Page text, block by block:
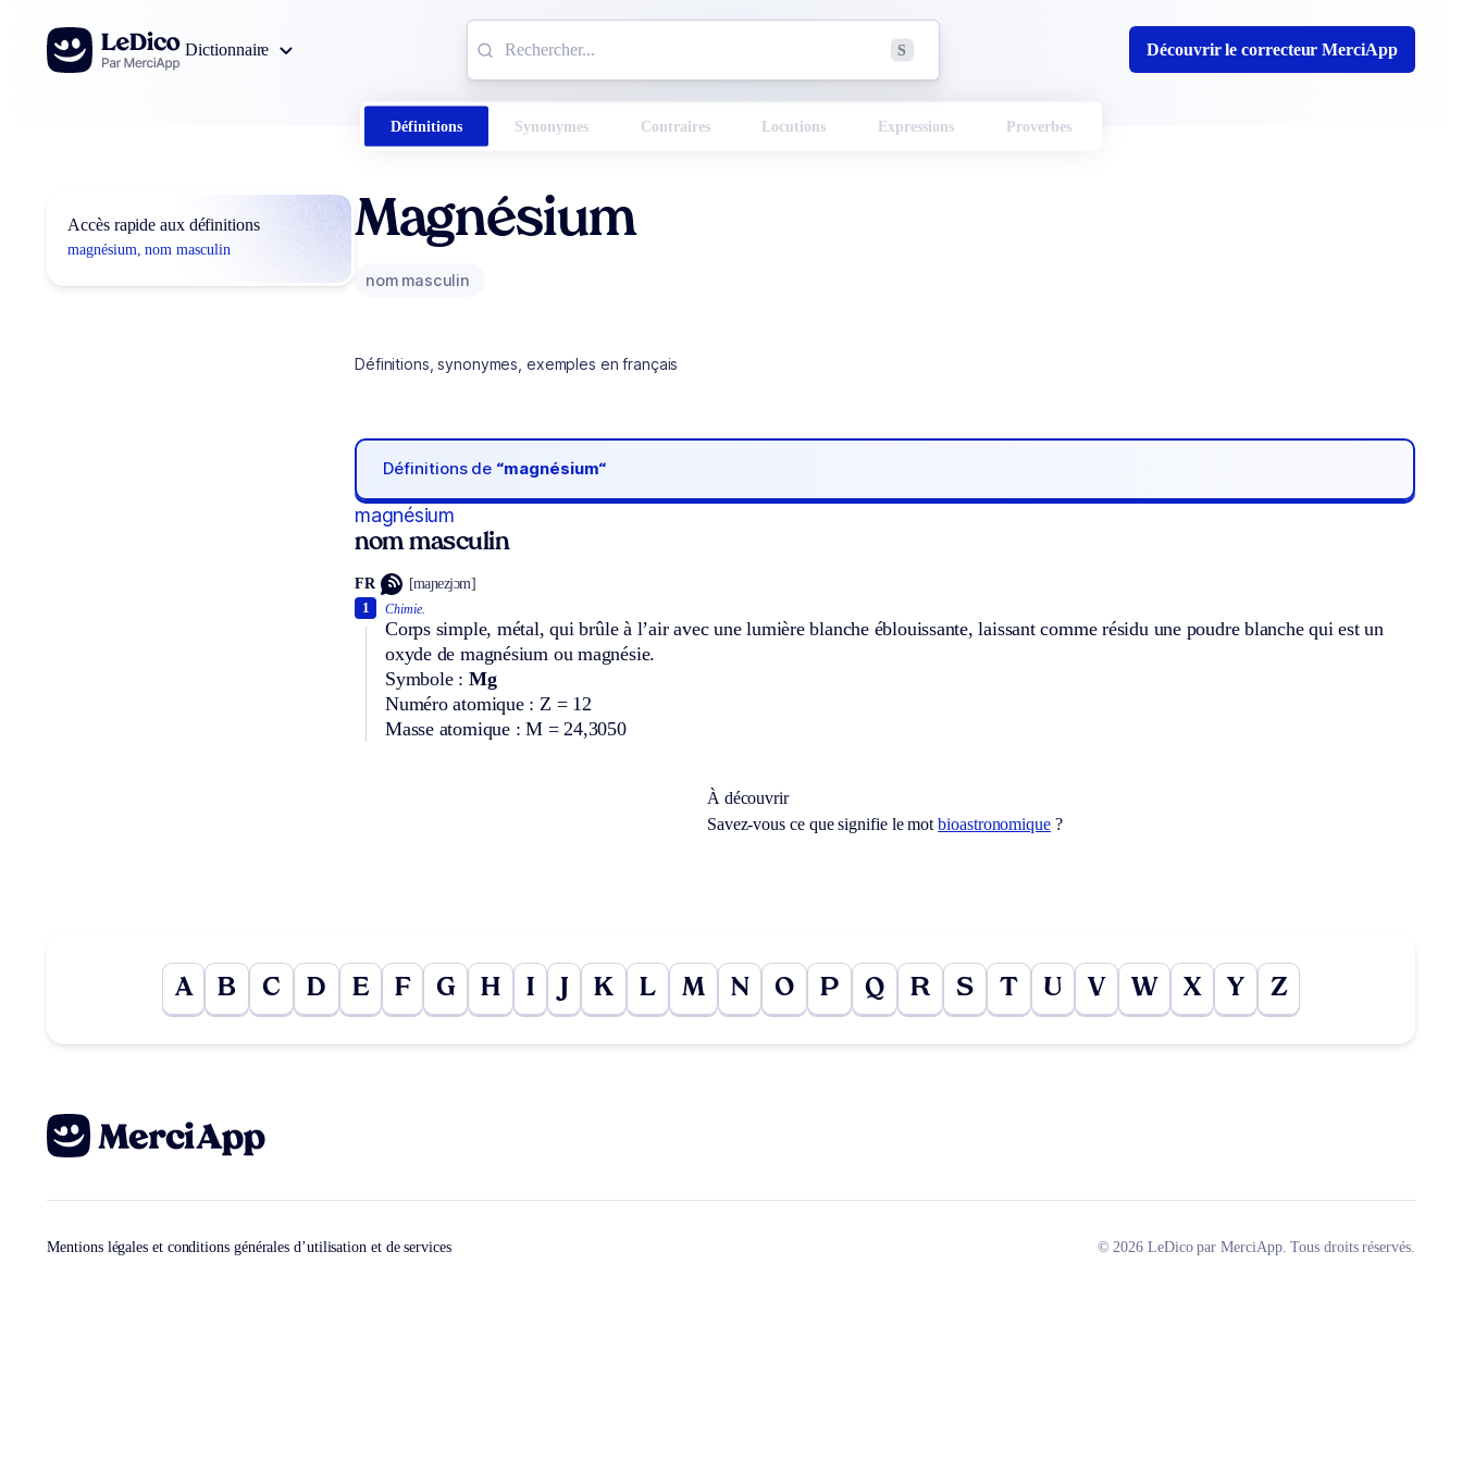
Aller au contenu
Dictionnaire
S Découvrir le correcteur MerciApp
Définitions Synonymes Contraires Locutions Expressions Proverbes
Accès rapide aux définitions
magnésium, nom masculin
Magnésium
nom masculin
Définitions, synonymes, exemples en français
Définitions de “magnésium“
magnésium
nom masculin
FR [maɲezjɔm]
Chimie.
Corps simple, métal, qui brûle à l’air avec une lumière blanche éblouissante, laissant comme résidu une poudre blanche qui est un
oxyde de magnésium ou magnésie.
Symbole : Mg
Numéro atomique : Z = 12
Masse atomique : M = 24,3050
1
À découvrir
Savez-vous ce que signifie le motbioastronomique?
A B C D E F G H I K L M N O P Q R S T U V W X Y Z
Mentions légales et conditions générales d’utilisation et de services © 2026 LeDico par MerciApp. Tous droits réservés.